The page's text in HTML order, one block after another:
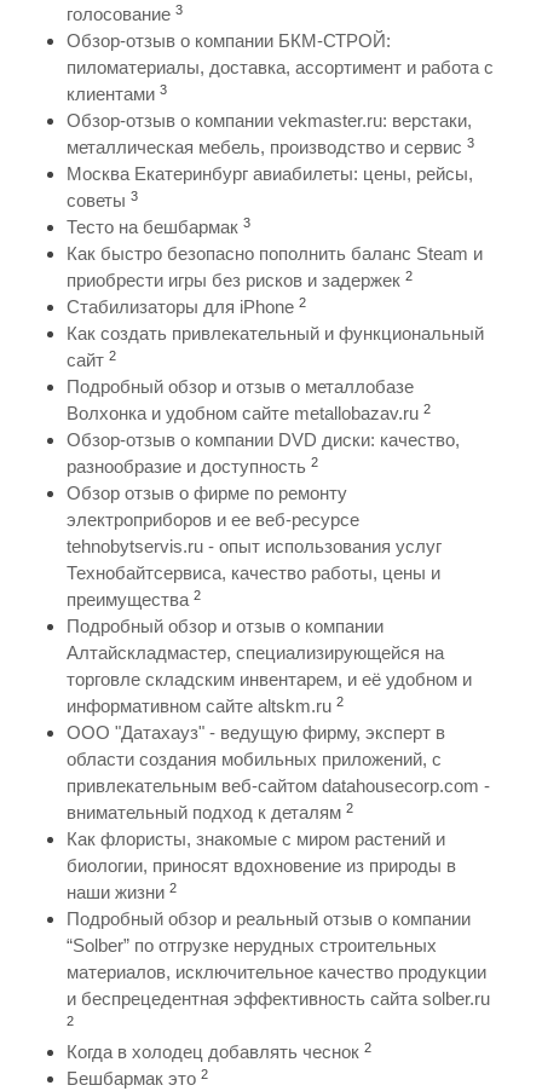
голосование 3
Обзор-отзыв о компании БКМ-СТРОЙ:
пиломатериалы, доставка, ассортимент и работа с
клиентами 3
Обзор-отзыв о компании vekmaster.ru: верстаки,
металлическая мебель, производство и сервис 3
Москва Екатеринбург авиабилеты: цены, рейсы,
советы 3
Тесто на бешбармак 3
Как быстро безопасно пополнить баланс Steam и
приобрести игры без рисков и задержек 2
Стабилизаторы для iPhone 2
Как создать привлекательный и функциональный
сайт 2
Подробный обзор и отзыв о металлобазе
Волхонка и удобном сайте metallobazav.ru 2
Обзор-отзыв о компании DVD диски: качество,
разнообразие и доступность 2
Обзор отзыв о фирме по ремонту
электроприборов и ее веб-ресурсе
tehnobytservis.ru - опыт использования услуг
Технобайтсервиса, качество работы, цены и
преимущества 2
Подробный обзор и отзыв о компании
Алтайскладмастер, специализирующейся на
торговле складским инвентарем, и её удобном и
информативном сайте altskm.ru 2
ООО "Датахауз" - ведущую фирму, эксперт в
области создания мобильных приложений, с
привлекательным веб-сайтом datahousecorp.com -
внимательный подход к деталям 2
Как флористы, знакомые с миром растений и
биологии, приносят вдохновение из природы в
наши жизни 2
Подробный обзор и реальный отзыв о компании
“Solber” по отгрузке нерудных строительных
материалов, исключительное качество продукции
и беспрецедентная эффективность сайта solber.ru
2
Когда в холодец добавлять чеснок 2
Бешбармак это 2